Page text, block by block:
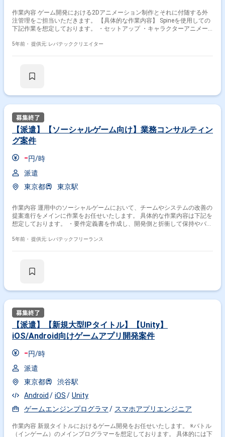
作業内容 ゲーム開発における2Dアニメーション制作とそれに付随する外
注管理をご担当いただきます。 【具体的な作業内容】 Spineを使用しての
下記作業を想定しております。 ・セットアップ ・キャラクターアニメー
任せ致します。
5年前・ 提供元: レバテッククリエイター
【派遣】【ソーシャルゲーム向け】業務コンサルティン
グ案件
-円/時
派遣
東京都
東京駅
作業内容 運用中のソーシャルゲームにおいて、チームやシステムの改善の
提案進行をメインに作業をお任せいたします。 具体的な作業内容は下記を
想定しております。 ・要件定義書を作成し、開発側と折衝して保持やバー
の見直し、ツールの導入など作業改善を提案し、実施する ・イベント施策
5年前・ 提供元: レバテックフリーランス
【派遣】【新規大型IPタイトル】【Unity】
iOS/Android向けゲームアプリ開発案件
-円/時
派遣
東京都
渋谷駅
Android
iOS
Unity
ゲームエンジンプログラマ
スマホアプリエンジニア
作業内容 新規タイトルにおけるゲーム開発をお任せいたします。 ※バトル
（インゲーム）のメインプログラマーを想定しております。 具体的には下